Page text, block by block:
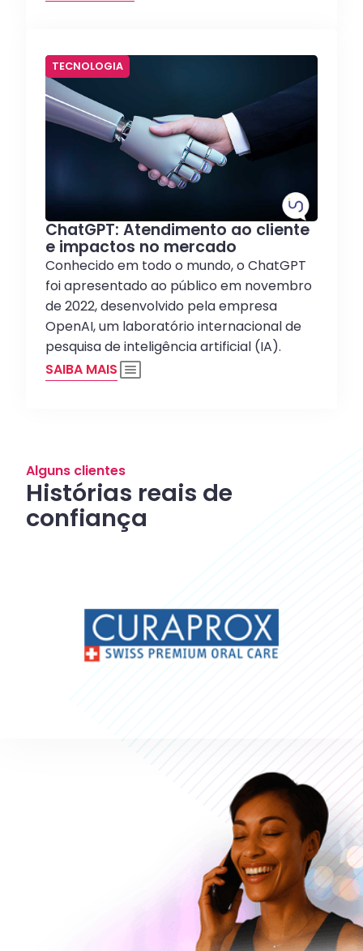
TECNOLOGIA
ChatGPT: Atendimento ao cliente
e impactos no mercado
Conhecido em todo o mundo, o ChatGPT
foi apresentado ao público em novembro
de 2022, desenvolvido pela empresa
OpenAI, um laboratório internacional de
pesquisa de inteligência artificial (IA).
SAIBA MAIS
Alguns clientes
Histórias reais de
confiança